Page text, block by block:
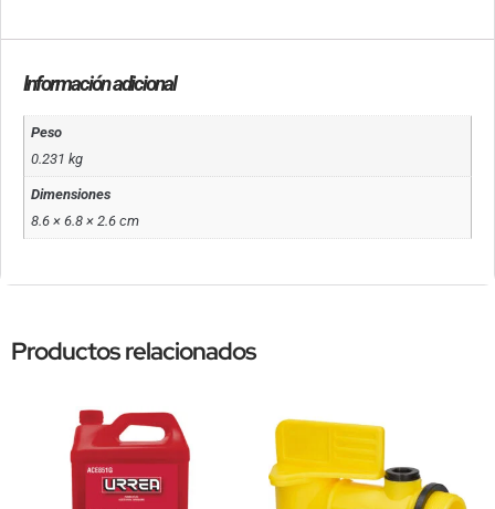
Información adicional
Peso
0.231 kg
Dimensiones
8.6 × 6.8 × 2.6 cm
Productos relacionados